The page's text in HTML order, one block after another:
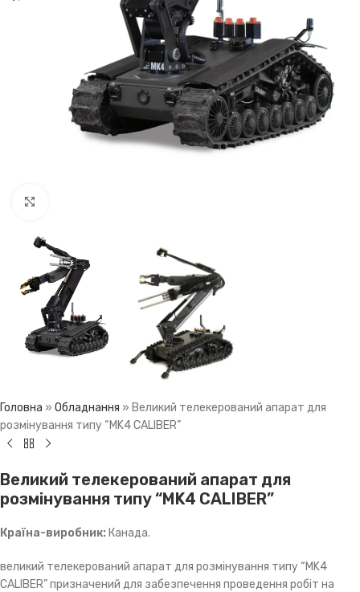
Головна » Обладнання » Великий телекерований апарат для
розмінування типу “MK4 CALIBER”
Великий телекерований апарат для
розмінування типу “MK4 CALIBER”
Країна-виробник: Канада.
великий телекерований апарат для розмінування типу “MK4
CALIBER” призначений для забезпечення проведення робіт на